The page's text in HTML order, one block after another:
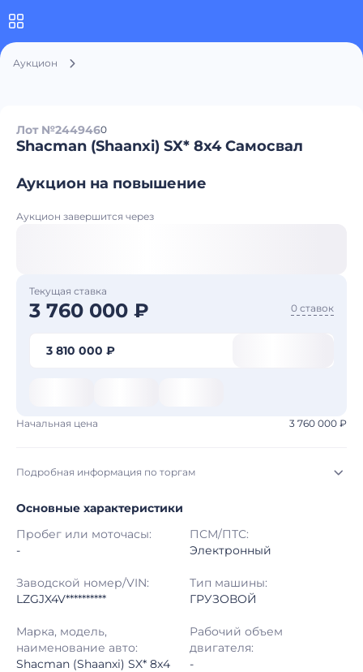
Аукцион
Лот №2449460
Shacman (Shaanxi) SX* 8x4 Самосвал
Аукцион на повышение
Аукцион завершится через
Текущая ставка
3 760 000 ₽ 0 ставок
3 810 000 ₽
Начальная цена 3 760 000 ₽
Подробная информация по торгам
Начало торгов: 30.07.2026, 15:53 МСК
10.08.2026, 14:12 МСК
Тип аукциона: Открытые торги
Шаг торгов: 50 000 ₽
Основные характеристики
Пробег или моточасы:
-
ПСМ/ПТС:
Электронный
Заводской номер/VIN:
LZGJX4V**********
Тип машины:
ГРУЗОВОЙ
Марка, модель,
наименование авто:
Shacman (Shaanxi) SX* 8x4
Рабочий объем
двигателя:
-